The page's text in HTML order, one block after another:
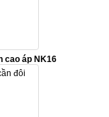
cao áp NK16